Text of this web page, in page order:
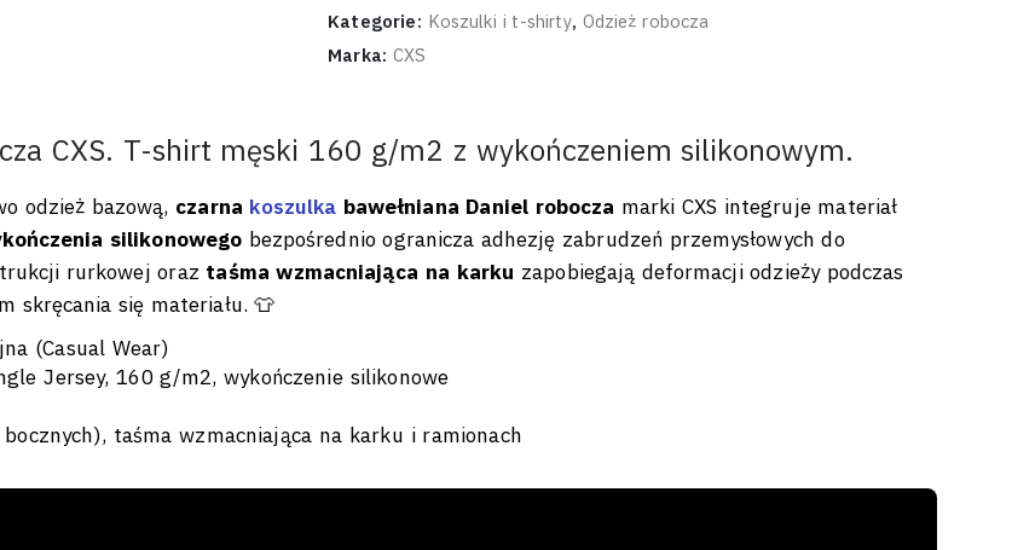
Kategorie: Koszulki i t-shirty, Odzież robocza
Marka: CXS
CXS. T-shirt męski 160 g/m2 z wykończeniem silikonowym.
odzież bazową, czarna koszulka bawełniana Daniel robocza marki CXS integruje materiał
silikonowego bezpośrednio ogranicza adhezję zabrudzeń przemysłowych do
rurkowej oraz taśma wzmacniająca na karku zapobiegają deformacji odzieży podczas
skręcania się materiału. 👕
(Casual Wear)
Jersey, 160 g/m2, wykończenie silikonowe
taśma wzmacniająca na karku i ramionach